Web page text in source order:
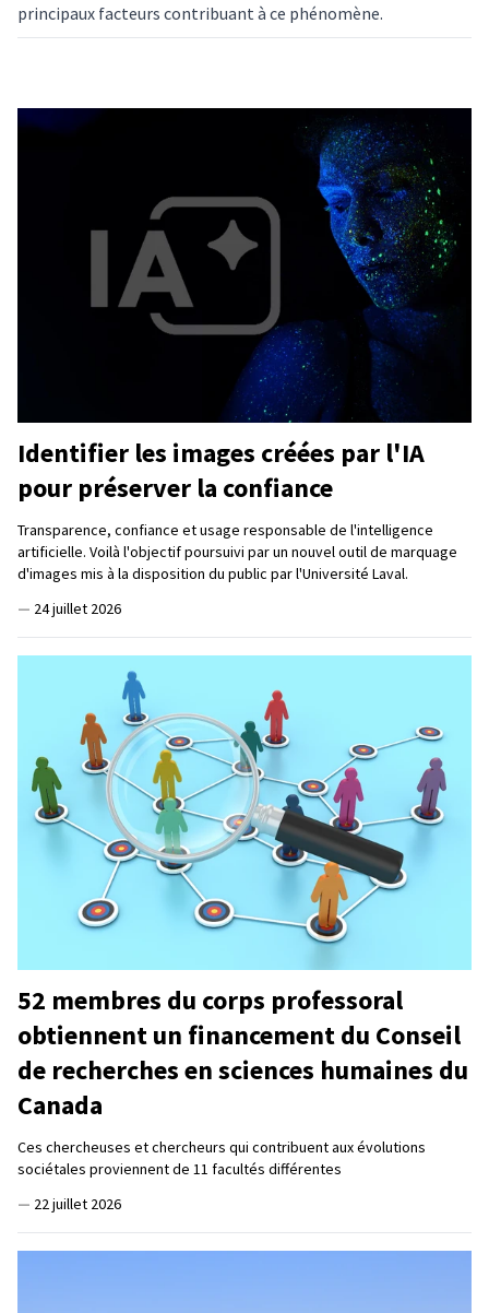
principaux facteurs contribuant à ce phénomène.
Identifier les images créées par l'IA
pour préserver la confiance
Transparence, confiance et usage responsable de l'intelligence
artificielle. Voilà l'objectif poursuivi par un nouvel outil de marquage
d'images mis à la disposition du public par l'Université Laval.
— 24 juillet 2026
52 membres du corps professoral
obtiennent un financement du Conseil
de recherches en sciences humaines du
Canada
Ces chercheuses et chercheurs qui contribuent aux évolutions
sociétales proviennent de 11 facultés différentes
— 22 juillet 2026